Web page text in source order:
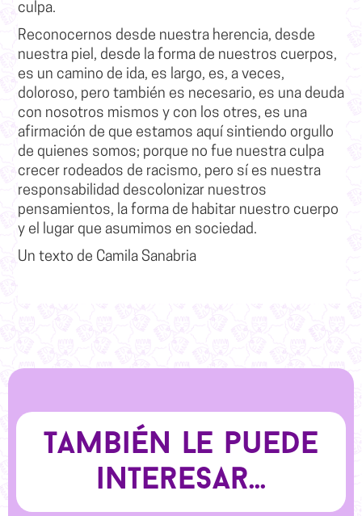
culpa.
Reconocernos desde nuestra herencia, desde
nuestra piel, desde la forma de nuestros cuerpos,
es un camino de ida, es largo, es, a veces,
doloroso, pero también es necesario, es una deuda
con nosotros mismos y con los otres, es una
afirmación de que estamos aquí sintiendo orgullo
de quienes somos; porque no fue nuestra culpa
crecer rodeados de racismo, pero sí es nuestra
responsabilidad descolonizar nuestros
pensamientos, la forma de habitar nuestro cuerpo
y el lugar que asumimos en sociedad.
Un texto de Camila Sanabria
También le puede
interesar...